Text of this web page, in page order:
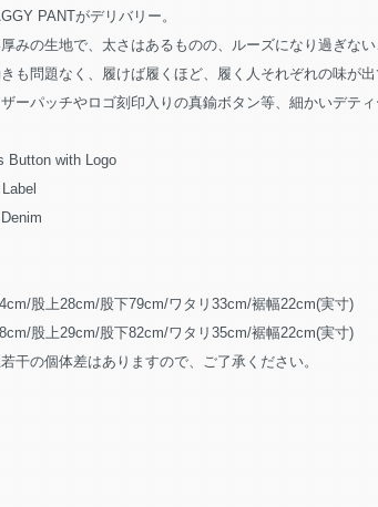
PANTがデリバリー。
みの生地で、太さはあるものの、ルーズになり過ぎな
も問題なく、履けば履くほど、履く人それぞれの味が出
ーパッチやロゴ刻印入りの真鍮ボタン等、細かいデティ
Button with Logo
股上28cm/股下79cm/ワタリ33cm/裾幅22cm(実寸)
股上29cm/股下82cm/ワタリ35cm/裾幅22cm(実寸)
干の個体差はありますので、ご了承ください。